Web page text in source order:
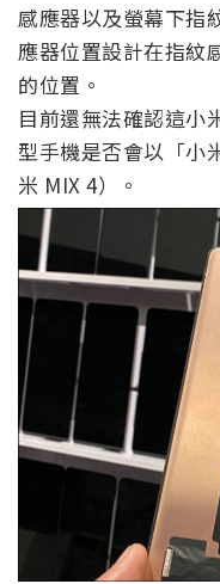
感應器以及螢幕下指
應器位置設計在指紋
的位置。
目前還無法確認這小
型手機是否會以「小
米 MIX 4）。